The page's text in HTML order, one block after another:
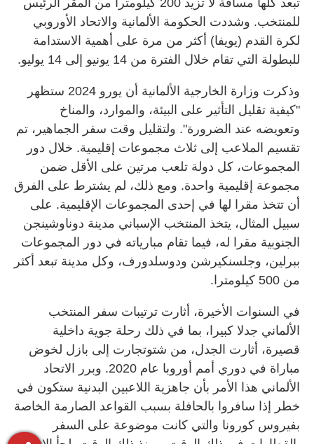
تبعد كلها مسافة لا تزيد 200 كيلومترا من المقر الرئيس
للمنتخب. وشددت الحكومة الألمانية والاتحاد الأوروبي
لكرة القدم (يويفا) أكثر من مرة على أهمية الاستدامة
للبطولة التي تقام خلال الفترة من 14 يونيو إلى 14 يوليو.
وذكرت وزارة الخارجية الألمانية أن يورو 2024 ستظهر
"كيفية تقليل التأثير على البيئة، والموارد، والمناخ
وتعويضه عند الضرورة". ولتقليل وقت سفر الجماهير، تم
تقسيم الملاعب إلى ثلاث مجموعات إقليمية. خلال دور
المجموعات، كل دولة تلعب مرتين على الأقل ضمن
مجموعة إقليمية واحدة. ومع ذلك، لم يشترط على الفرق
أن تتخذ مقرا لها في إحدى المجموعات الإقليمية. على
سبيل المثال، يتخذ المنتخب الإسباني مدينة دوناوشينجن
الجنوبية مقرا له، فيما تقام مبارياته في دور المجموعات
ببرلين، وجلسنكيرشن ودوسلدورف، وكل مدينة تبعد أكثر
من 500 كيلومترا.
في السنوات الأخيرة، أثارت ترتيبات سفر المنتخب
الألماني جدلا كبيرا، بما في ذلك رحلة جوية داخلية
قصيرة، أثارت الجدل، من شتوتجارت إلى بازل لخوض
مباراة في دوري أمم أوروبا عام 2020. وبرر الاتحاد
الألماني هذا الأمر بأن جاهزية اللاعبين البدنية ستكون في
خطر إذا سافروا بالحافلة بسبب القواعد الصارمة الخاصة
بفيروس كورونا والتي كانت موضوعة على السفر